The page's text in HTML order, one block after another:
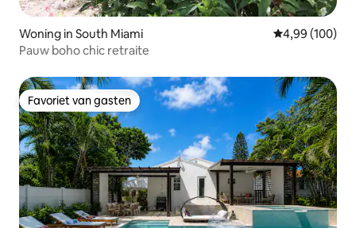
Woning in South Miami Gemiddelde
4,99 (100)
Pauw boho chic retraite
Favoriet van gasten
Favoriet van gasten